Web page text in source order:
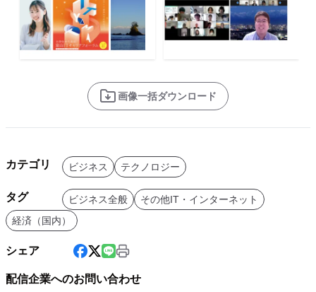
画像一括ダウンロード
カテゴリ ビジネス テクノロジー
タグ ビジネス全般
その他IT・インターネット
経済（国内）
シェア
配信企業へのお問い合わせ